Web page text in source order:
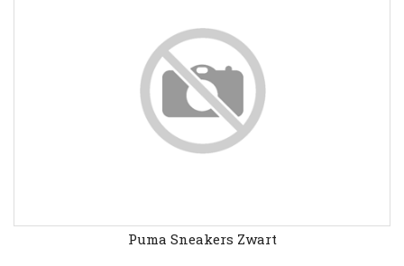
Puma Sneakers Zwart